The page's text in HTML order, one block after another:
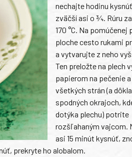
nechajte hodinu
zväčší asi o ¾. Rúru
170 °C. Na pomúčenej
ploche cesto rukami
a vytvarujte z neho
Ten preložte na plech
papierom na pečenie
všetkých strán (a
spodných okrajoch,
dotýka plechu) potrite
rozšľahaným vajcom.
asi 15 minút kysnúť,
prekryte ho alobalom.